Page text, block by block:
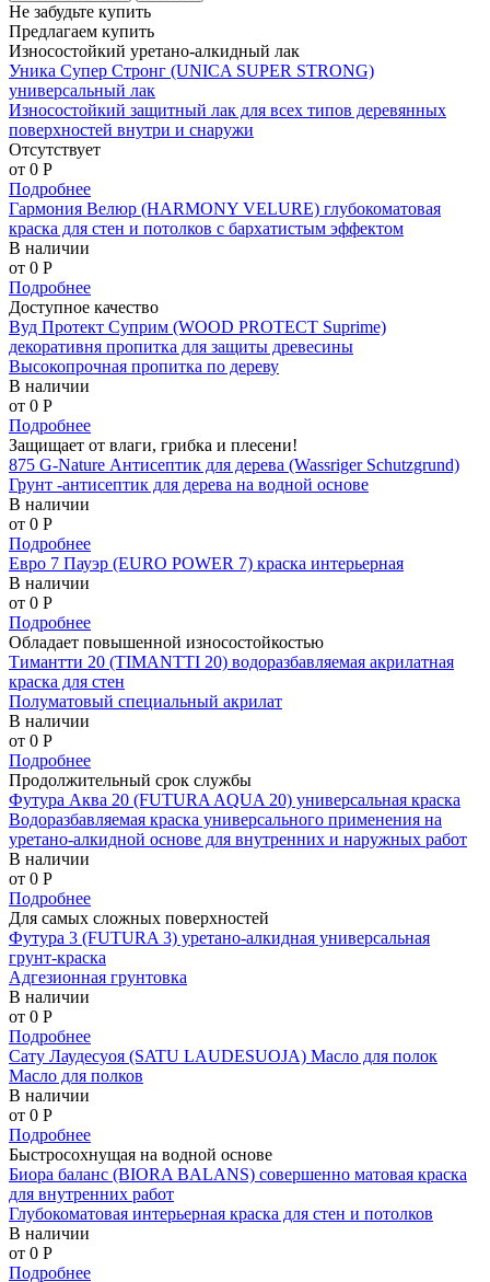
Не забудьте купить
Предлагаем купить
Износостойкий уретано-алкидный лак
Уника Супер Стронг (UNICA SUPER STRONG)
универсальный лак
Износостойкий защитный лак для всех типов деревянных
поверхностей внутри и снаружи
Отсутствует
от 0 P
Подробнее
Гармония Велюр (HARMONY VELURE) глубокоматовая
краска для стен и потолков с бархатистым эффектом
В наличии
от 0 P
Подробнее
Доступное качество
Вуд Протект Суприм (WOOD PROTECT Suprime)
декоративня пропитка для защиты древесины
Высокопрочная пропитка по дереву
В наличии
от 0 P
Подробнее
Защищает от влаги, грибка и плесени!
875 G-Nature Антисептик для дерева (Wassriger Schutzgrund)
Грунт -антисептик для дерева на водной основе
В наличии
от 0 P
Подробнее
Евро 7 Пауэр (EURO POWER 7) краска интерьерная
В наличии
от 0 P
Подробнее
Обладает повышенной износостойкостью
Тимантти 20 (TIMANTTI 20) водоразбавляемая акрилатная
краска для стен
Полуматовый специальный акрилат
В наличии
от 0 P
Подробнее
Продолжительный срок службы
Футура Аква 20 (FUTURA AQUA 20) универсальная краска
Водоразбавляемая краска универсального применения на
уретано-алкидной основе для внутренних и наружных работ
В наличии
от 0 P
Подробнее
Для самых сложных поверхностей
Футура 3 (FUTURA 3) уретано-алкидная универсальная
грунт-краска
Адгезионная грунтовка
В наличии
от 0 P
Подробнее
Сату Лаудесуоя (SATU LAUDESUOJA) Масло для полок
Масло для полков
В наличии
от 0 P
Подробнее
Быстросохнущая на водной основе
Биора баланс (BIORA BALANS) совершенно матовая краска
для внутренних работ
Глубокоматовая интерьерная краска для стен и потолков
В наличии
от 0 P
Подробнее